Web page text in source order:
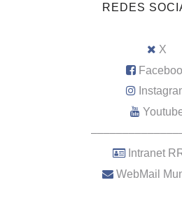
REDES
X
Intranet
WebMail